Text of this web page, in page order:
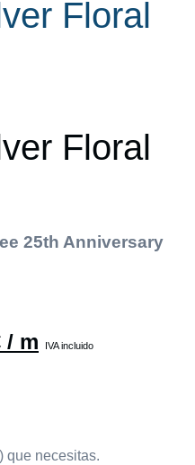
Floral
Floral
25th Anniversary
/ m IVA incluido
que necesitas.